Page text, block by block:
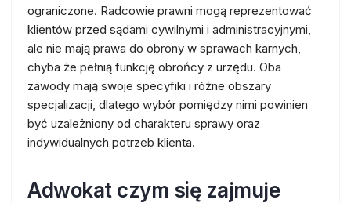
ograniczone. Radcowie prawni mogą reprezentować
klientów przed sądami cywilnymi i administracyjnymi,
ale nie mają prawa do obrony w sprawach karnych,
chyba że pełnią funkcję obrońcy z urzędu. Oba
zawody mają swoje specyfiki i różne obszary
specjalizacji, dlatego wybór pomiędzy nimi powinien
być uzależniony od charakteru sprawy oraz
indywidualnych potrzeb klienta.
Adwokat czym się zajmuje